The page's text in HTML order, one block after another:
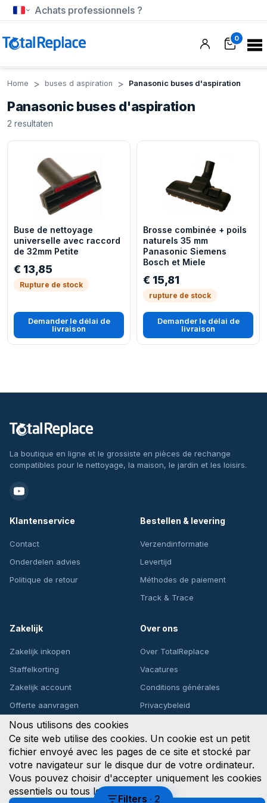
Achats professionnels ?
0
Home buses d aspiration Panasonic buses d'aspiration
Panasonic buses d'aspiration
2 resultaten
Filters · 2
Buse de nettoyage
universelle avec raccord
de 32mm Petite
€ 13,85
Rupture de stock
Demander le délai de
livraison
Brosse combinée + poils
naturels 35 mm
Panasonic Siemens
Bosch et Miele
€ 15,81
rupture de stock
Demander le délai de
livraison
La boutique en ligne et le grossiste en pièces de rechange
compatibles pour le nettoyage, la maison, le jardin et les loisirs.
Klantenservice
Contact
Onderdelen advies
Politique de retour
Bestellen & levering
Verzendinformatie
Levertijd
Méthodes de paiement
Track & Trace
Zakelijk
Zakelijk inkopen
Staffelkorting
Zakelijk account
Offerte aanvragen
Over ons
Over TotalReplace
Vacatures
Conditions générales
Privacybeleid
Upsite Solutions B.V.
Het Goorke 53, 4906 CZ Oosterhout, Nederland
KvK: 89764122 | BTW: NL853807826B01
WebwinkelKeur★★★★★8.8/10
VISA AMEX
Nous utilisons des cookies
Ce site web utilise des cookies. Un cookie est un petit
fichier envoyé avec les pages de ce site et stocké par
votre navigateur sur le disque dur de votre ordinateur.
Vous pouvez choisir d'accepter uniquement les cookies
essentiels ou tous les cookies.